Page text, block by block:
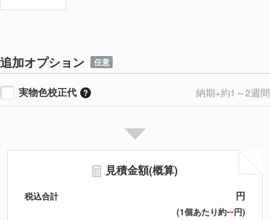
追加オプション 任意
実物色校正代 納期+約1～2週間
見積金額(概算)
税込合計 円
(1個あたり約--円)